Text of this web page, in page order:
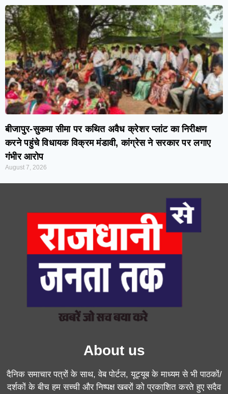
बीजापुर-सुकमा सीमा पर कथित अवैध क्रेशर प्लांट का निरीक्षण
करने पहुंचे विधायक विक्रम मंडावी, कांग्रेस ने सरकार पर लगाए
गंभीर आरोप
August 7, 2026
About us
दैनिक समाचार पत्रों के साथ, वेब पोर्टल, यूट्यूब के माध्यम से भी पाठकों/
दर्शकों के बीच हम सच्ची और निष्पक्ष खबरों को प्रकाशित करते हुए सदैव